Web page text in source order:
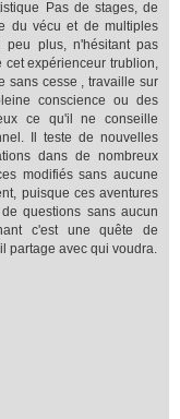
Pas de stages, de
du vécu et de multiples
peu plus, n'hésitant pas
expérienceur trublion,
sans cesse , travaille sur
conscience ou des
ce qu'il ne conseille
Il teste de nouvelles
dans de nombreux
modifiés sans aucune
puisque ces aventures
questions sans aucun
c'est une quête de
partage avec qui voudra.